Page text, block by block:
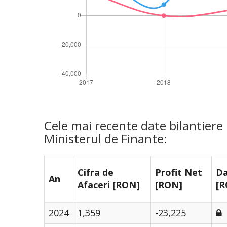
Cele mai recente date bilantiere
Ministerul de Finante:
An
Cifra de
Afaceri [RON]
Profit Net
[RON]
2024 1,359 -23,225